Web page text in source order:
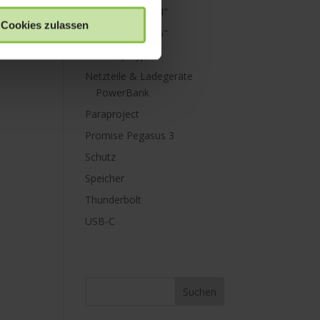
Cookies zulassen
MacBook Pro 14"
MacBook Pro 16"
Mini Displayport
Netzteile & Ladegeräte
PowerBank
Paraproject
Promise Pegasus 3
Schutz
Speicher
Thunderbolt
USB-C